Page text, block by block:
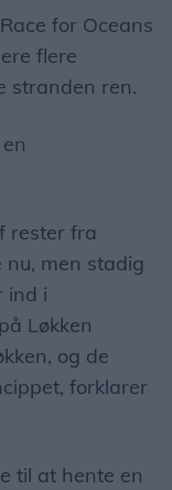
for Oceans
flere
stranden ren.
rester fra
nu, men stadig
ind i
Løkken
og de
forklarer
til at hente en